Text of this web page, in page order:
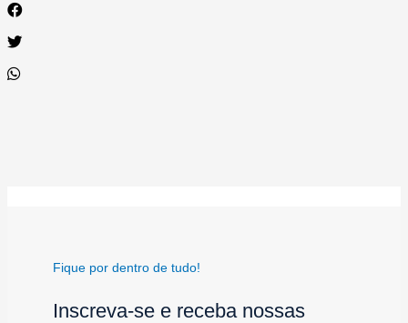
Fique por dentro de tudo!
Inscreva-se e receba nossas